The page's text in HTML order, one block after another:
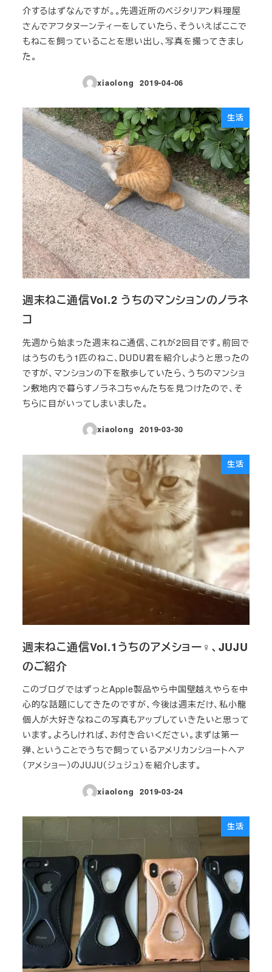
介するはずなんですが。。先週近所のベジタリアン料理屋
さんでアフタヌーンティーをしていたら、そういえばここで
もねこを飼っていることを思い出し、写真を撮ってきまし
た。
xiaolong
投稿日
2019-04-06
生活
週末ねこ通信Vol.2 うちのマンションのノラネ
コ
先週から始まった週末ねこ通信、これが2回目です。前回で
はうちのもう1匹のねこ、DUDU君を紹介しようと思ったの
ですが、マンションの下を散歩していたら、うちのマンショ
ン敷地内で暮らすノラネコちゃんたちを見つけたので、そ
ちらに目がいってしまいました。
xiaolong
投稿日
2019-03-30
生活
週末ねこ通信Vol.1うちのアメショー♀、JUJU
のご紹介
このブログではずっとApple製品やら中国壁越えやらを中
心的な話題にしてきたのですが、今後は週末だけ、私小龍
個人が大好きなねこの写真もアップしていきたいと思って
います。よろしければ、お付き合いください。まずは第一
弾、ということでうちで飼っているアメリカンショートヘア
（アメショー）のJUJU（ジュジュ）を紹介します。
xiaolong
投稿日
2019-03-24
生活